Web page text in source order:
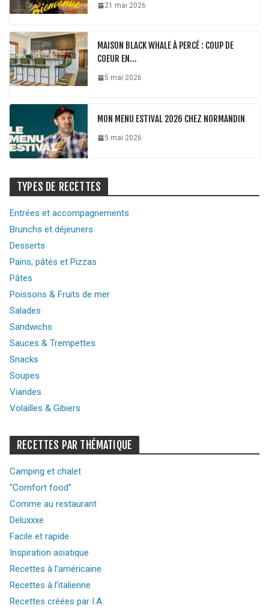
21 mai 2026
MAISON BLACK WHALE À PERCÉ : COUP DE
COEUR EN…
5 mai 2026
MON MENU ESTIVAL 2026 CHEZ NORMANDIN
5 mai 2026
TYPES DE RECETTES
Entrées et accompagnements
Brunchs et déjeuners
Desserts
Pains, pâtés et Pizzas
Pâtes
Poissons & Fruits de mer
Salades
Sandwichs
Sauces & Trempettes
Snacks
Soupes
Viandes
Volailles & Gibiers
RECETTES PAR THÉMATIQUE
Camping et chalet
“Comfort food”
Comme au restaurant
Deluxxxe
Facile et rapide
Inspiration asiatique
Recettes à l’américaine
Recettes à l’italienne
Recettes créées par I.A.